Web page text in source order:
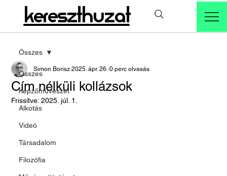
kereszthuzat
Összes
Képzőművészet
Alkotás
Videó
Társadalom
Filozófia
Összes
Cím nélküli kollázsok
Simon Borisz 2025. ápr. 26. 0 perc olvasás
Frissítve:2025. júl. 1.